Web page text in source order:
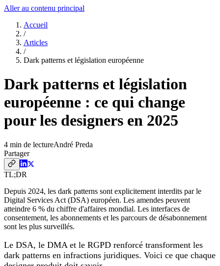
Aller au contenu principal
Accueil
/
Articles
/
Dark patterns et législation européenne
Dark patterns et législation
européenne : ce qui change
pour les designers en 2025
4 min de lectureAndré Preda
Partager
TL;DR
Depuis 2024, les dark patterns sont explicitement interdits par le
Digital Services Act (DSA) européen. Les amendes peuvent
atteindre 6 % du chiffre d'affaires mondial. Les interfaces de
consentement, les abonnements et les parcours de désabonnement
sont les plus surveillés.
Le DSA, le DMA et le RGPD renforcé transforment les
dark patterns en infractions juridiques. Voici ce que chaque